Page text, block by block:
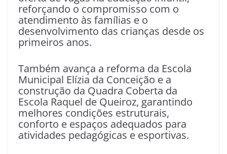
reforçando o compromisso com o
atendimento às famílias e o
desenvolvimento das crianças desde os
primeiros anos.
Também avança a reforma da Escola
Municipal Elízia da Conceição e a
construção da Quadra Coberta da
Escola Raquel de Queiroz, garantindo
melhores condições estruturais,
conforto e espaços adequados para
atividades pedagógicas e esportivas.